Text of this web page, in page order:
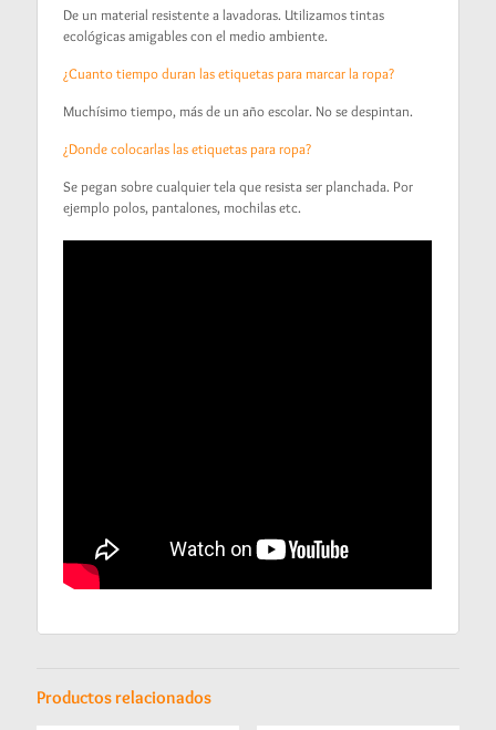
De un material resistente a lavadoras. Utilizamos tintas
ecológicas amigables con el medio ambiente.
¿Cuanto tiempo duran las etiquetas para marcar la ropa?
Muchísimo tiempo, más de un año escolar. No se despintan.
¿Donde colocarlas las etiquetas para ropa?
Se pegan sobre cualquier tela que resista ser planchada. Por
ejemplo polos, pantalones, mochilas etc.
Productos relacionados